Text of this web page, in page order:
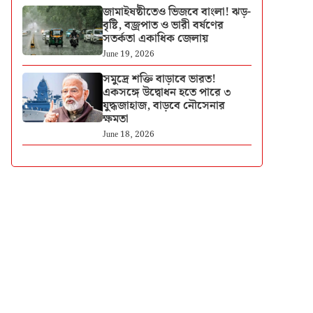
জামাইষষ্ঠীতেও ভিজবে বাংলা! ঝড়-
বৃষ্টি, বজ্রপাত ও ভারী বর্ষণের
সতর্কতা একাধিক জেলায়
June 19, 2026
সমুদ্রে শক্তি বাড়াবে ভারত!
একসঙ্গে উদ্বোধন হতে পারে ৩
যুদ্ধজাহাজ, বাড়বে নৌসেনার
ক্ষমতা
June 18, 2026